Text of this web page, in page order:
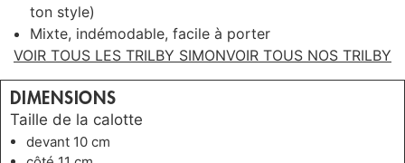
ton style)
Mixte, indémodable, facile à porter
VOIR TOUS LES TRILBY SIMONVOIR TOUS NOS TRILBY
DIMENSIONS
Taille de la calotte
devant 10 cm